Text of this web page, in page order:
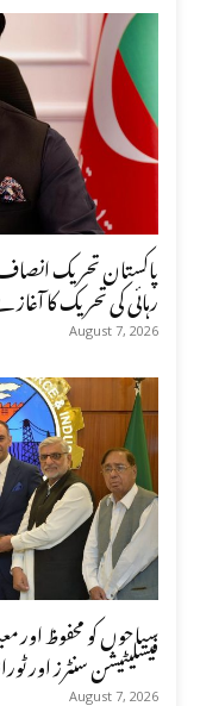
پاکستان تحریک
رہائی کی تحریک کا
August 7, 2026
سیاحوں کو محفوظ
فیسلیٹیشن سنٹرز اور
August 7, 2026